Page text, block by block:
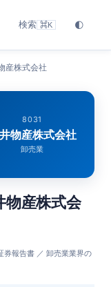
検索 ⌘K 🌓
産株式会社
8031
物産株式会社
卸売業
物産株式会
券報告書 ／ 卸売業業界の